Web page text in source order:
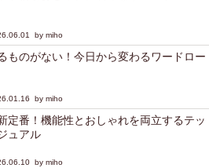
by miho
ものがない！今日から変わるワードロー
by miho
定番！機能性とおしゃれを両立するテッ
ュアル
by miho